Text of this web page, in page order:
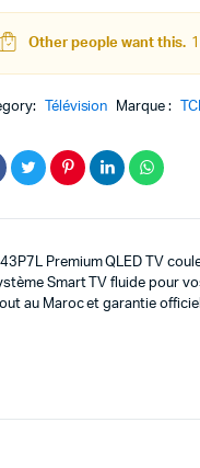
Other people want this.
Télévision Marque :
Premium QLED TV
Smart TV fluide pour
au Maroc et garantie